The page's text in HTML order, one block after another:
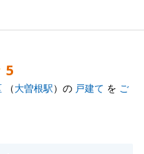
たこと、改めて感謝申
ざいました。
5
（大曽根駅）の 戸建て を ご